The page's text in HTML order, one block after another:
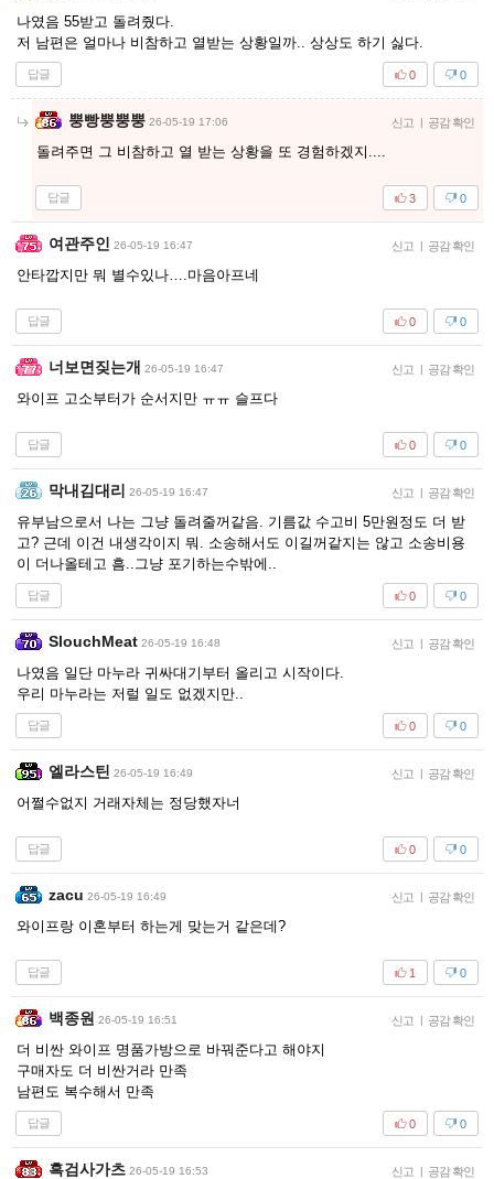
나였음 55받고 돌려줬다.
저 남편은 얼마나 비참하고 열받는 상황일까.. 상상도 하기 싫다.
답글 0
0
뿡빵뿡뿡뿡 26-05-19 17:06 신고 | 공감 확인
돌려주면 그 비참하고 열 받는 상황을 또 경험하겠지....
답글 0
3
여관주인 26-05-19 16:47 신고 | 공감 확인
안타깝지만 뭐 별수있나….마음아프네
답글 0
0
너보면짖는개 26-05-19 16:47 신고 | 공감 확인
와이프 고소부터가 순서지만 ㅠㅠ 슬프다
답글 0
0
막내김대리 26-05-19 16:47 신고 | 공감 확인
유부남으로서 나는 그냥 돌려줄꺼같음. 기름값 수고비 5만원정도 더 받
고? 근데 이건 내생각이지 뭐. 소송해서도 이길꺼같지는 않고 소송비용
이 더나올테고 흠..그냥 포기하는수밖에..
답글 0
0
SlouchMeat 26-05-19 16:48 신고 | 공감 확인
나였음 일단 마누라 귀싸대기부터 올리고 시작이다.
우리 마누라는 저럴 일도 없겠지만..
답글 0
0
엘라스틴 26-05-19 16:49 신고 | 공감 확인
어쩔수없지 거래자체는 정당했자너
답글 0
0
zacu 26-05-19 16:49 신고 | 공감 확인
와이프랑 이혼부터 하는게 맞는거 같은데?
답글 0
1
백종원 26-05-19 16:51 신고 | 공감 확인
더 비싼 와이프 명품가방으로 바꿔준다고 해야지
구매자도 더 비싼거라 만족
남편도 복수해서 만족
답글 0
0
흑검사가츠 26-05-19 16:53 신고 | 공감 확인